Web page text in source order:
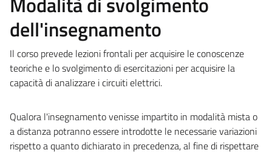
dell'insegnamento
Il corso prevede lezioni frontali per acquisire le conoscenze
teoriche e lo svolgimento di esercitazioni per acquisire la
capacità di analizzare i circuiti elettrici.
Qualora l'insegnamento venisse impartito in modalità mista o
a distanza potranno essere introdotte le necessarie variazioni
rispetto a quanto dichiarato in precedenza, al fine di rispettare